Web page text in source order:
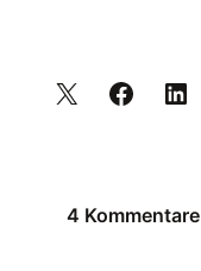
4 Kommentare